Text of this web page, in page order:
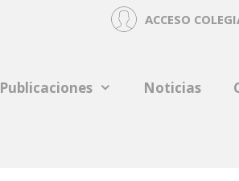
ACCESO
Publicaciones Noticias